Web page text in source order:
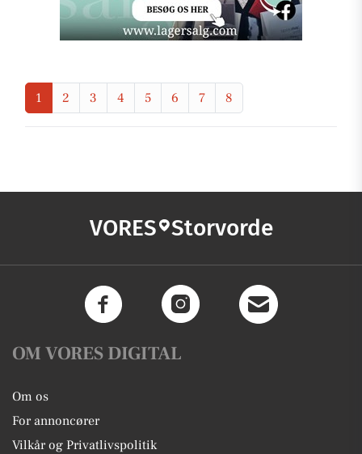
1 2 3 4 5 6 7 8
VORES Storvorde
OM VORES DIGITAL
Om os
For annoncører
Vilkår og Privatlivspolitik